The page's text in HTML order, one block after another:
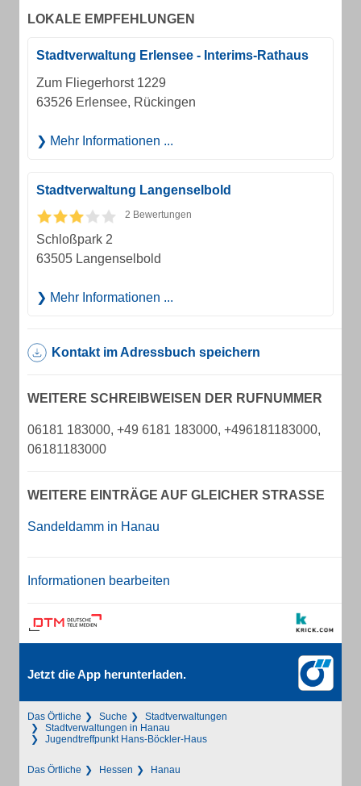
LOKALE EMPFEHLUNGEN
Stadtverwaltung Erlensee - Interims-Rathaus
Zum Fliegerhorst 1229
63526 Erlensee, Rückingen
Mehr Informationen ...
Stadtverwaltung Langenselbold
2 Bewertungen
Schloßpark 2
63505 Langenselbold
Mehr Informationen ...
Kontakt im Adressbuch speichern
WEITERE SCHREIBWEISEN DER RUFNUMMER
06181 183000, +49 6181 183000, +496181183000,
06181183000
WEITERE EINTRÄGE AUF GLEICHER STRASSE
Sandeldamm in Hanau
Informationen bearbeiten
Jetzt die App herunterladen.
Das Örtliche Suche
Stadtverwaltungen
Stadtverwaltungen in Hanau
Jugendtreffpunkt Hans-Böckler-Haus
Das Örtliche Hessen Hanau